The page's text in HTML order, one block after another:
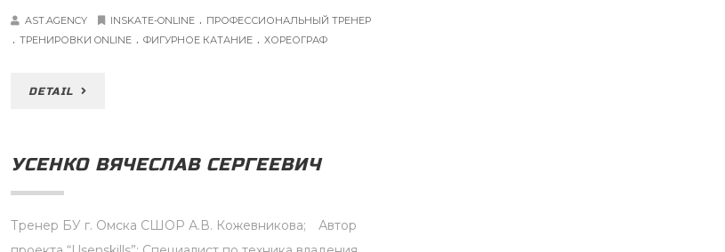
AST.AGENCY INSKATE-ONLINE . ПРОФЕССИОНАЛЬНЫЙ ТРЕНЕР
. ТРЕНИРОВКИ ONLINE . ФИГУРНОЕ КАТАНИЕ . ХОРЕОГРАФ
DETAIL
УСЕНКО ВЯЧЕСЛАВ СЕРГЕЕВИЧ
Тренер БУ г. Омска СШОР А.В. Кожевникова;⠀ Автор